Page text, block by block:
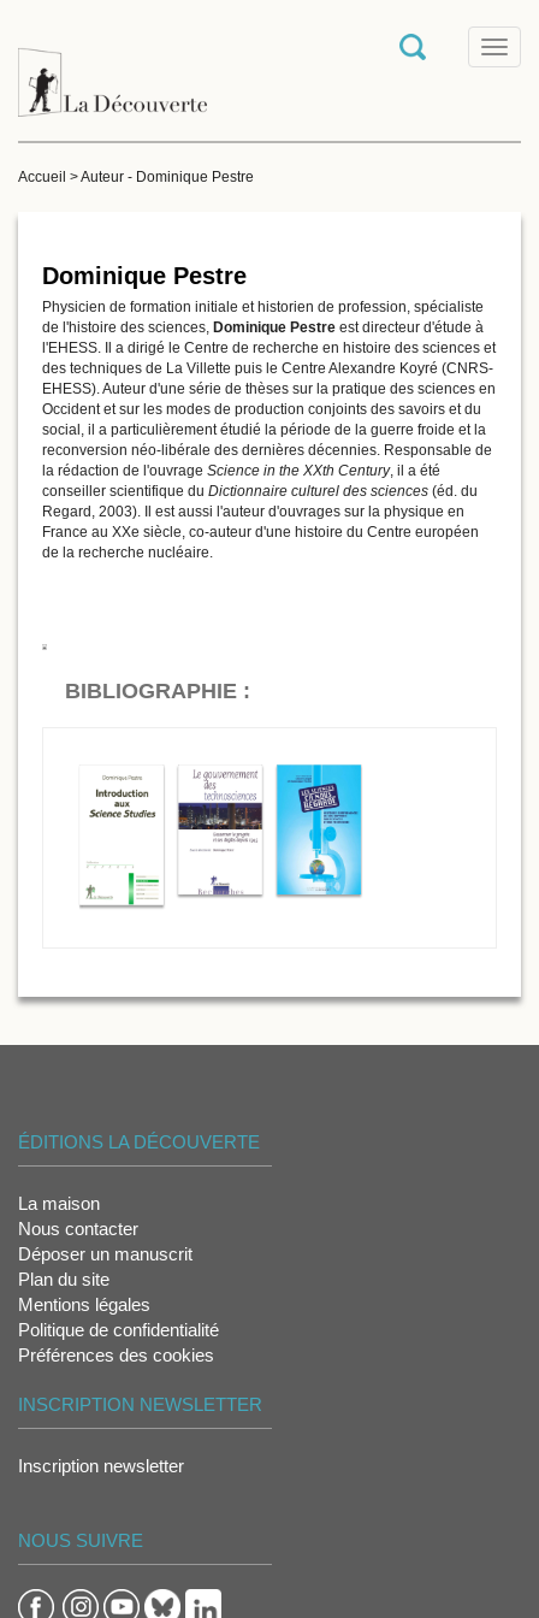
T
o
o
n
Accueil >Auteur - Dominique Pestre
Dominique Pestre
Physicien de formation initiale et historien de profession, spécialiste
de l'histoire des sciences, Dominique Pestre est directeur d'étude à
l'EHESS. Il a dirigé le Centre de recherche en histoire des sciences et
des techniques de La Villette puis le Centre Alexandre Koyré (CNRS-
EHESS). Auteur d'une série de thèses sur la pratique des sciences en
Occident et sur les modes de production conjoints des savoirs et du
social, il a particulièrement étudié la période de la guerre froide et la
reconversion néo-libérale des dernières décennies. Responsable de
la rédaction de l'ouvrage Science in the XXth Century, il a été
conseiller scientifique du Dictionnaire culturel des sciences (éd. du
Regard, 2003). Il est aussi l'auteur d'ouvrages sur la physique en
France au XXe siècle, co-auteur d'une histoire du Centre européen
de la recherche nucléaire.
BIBLIOGRAPHIE :
ÉDITIONS LA DÉCOUVERTE
La maison
Nous contacter
Déposer un manuscrit
Plan du site
Mentions légales
Politique de confidentialité
Préférences des cookies
INSCRIPTION NEWSLETTER
Inscription newsletter
NOUS SUIVRE